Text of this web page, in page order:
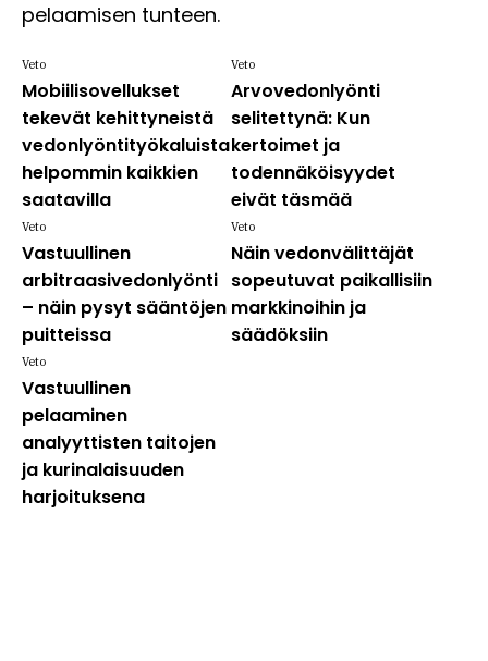
pelaamisen tunteen.
Mobiilisovellukset
tekevät kehittyneistä
vedonlyöntityökaluista
helpommin kaikkien
saatavilla
Veto
Arvovedonlyönti
selitettynä: Kun
kertoimet ja
todennäköisyydet
eivät täsmää
Veto
Vastuullinen
arbitraasivedonlyönti
– näin pysyt sääntöjen
puitteissa
Veto
Näin vedonvälittäjät
sopeutuvat paikallisiin
markkinoihin ja
säädöksiin
Veto
Vastuullinen
pelaaminen
analyyttisten taitojen
ja kurinalaisuuden
harjoituksena
Veto